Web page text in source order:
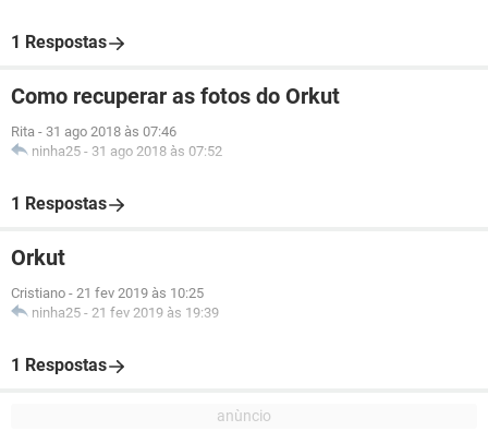
1 Respostas
Como recuperar as fotos do Orkut
Rita - 31 ago 2018 às 07:46
ninha25 - 31 ago 2018 às 07:52
1 Respostas
Orkut
Cristiano - 21 fev 2019 às 10:25
ninha25 - 21 fev 2019 às 19:39
1 Respostas